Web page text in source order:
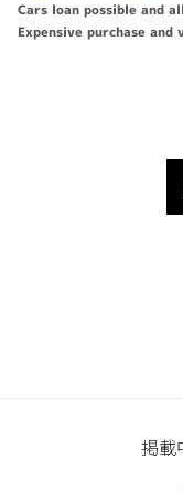
Cars loan possible and
Expensive purchase and
掲載